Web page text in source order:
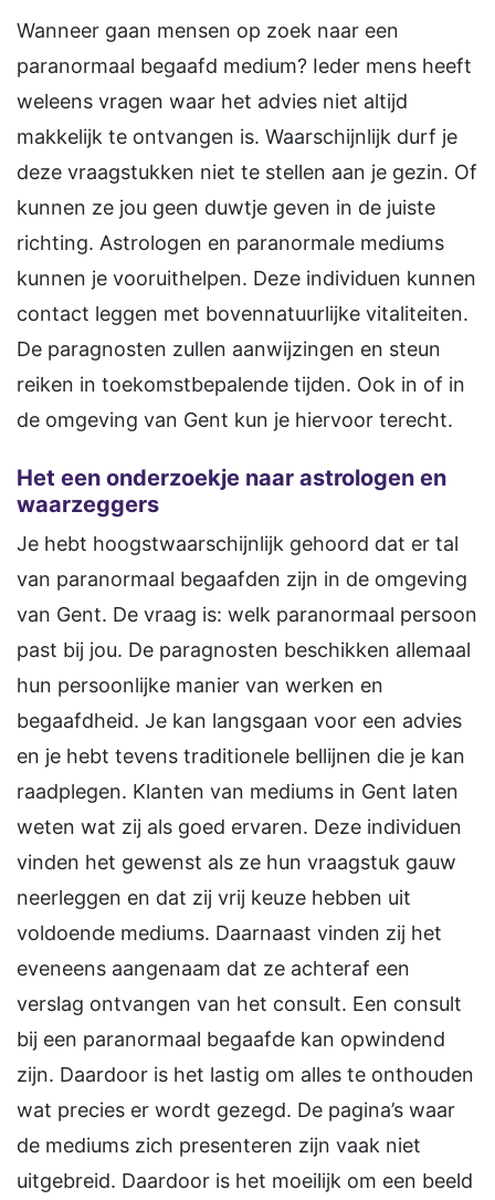
Wanneer gaan mensen op zoek naar een
paranormaal begaafd medium? Ieder mens heeft
weleens vragen waar het advies niet altijd
makkelijk te ontvangen is. Waarschijnlijk durf je
deze vraagstukken niet te stellen aan je gezin. Of
kunnen ze jou geen duwtje geven in de juiste
richting. Astrologen en paranormale mediums
kunnen je vooruithelpen. Deze individuen kunnen
contact leggen met bovennatuurlijke vitaliteiten.
De paragnosten zullen aanwijzingen en steun
reiken in toekomstbepalende tijden. Ook in of in
de omgeving van Gent kun je hiervoor terecht.
Het een onderzoekje naar astrologen en
waarzeggers
Je hebt hoogstwaarschijnlijk gehoord dat er tal
van paranormaal begaafden zijn in de omgeving
van Gent. De vraag is: welk paranormaal persoon
past bij jou. De paragnosten beschikken allemaal
hun persoonlijke manier van werken en
begaafdheid. Je kan langsgaan voor een advies
en je hebt tevens traditionele bellijnen die je kan
raadplegen. Klanten van mediums in Gent laten
weten wat zij als goed ervaren. Deze individuen
vinden het gewenst als ze hun vraagstuk gauw
neerleggen en dat zij vrij keuze hebben uit
voldoende mediums. Daarnaast vinden zij het
eveneens aangenaam dat ze achteraf een
verslag ontvangen van het consult. Een consult
bij een paranormaal begaafde kan opwindend
zijn. Daardoor is het lastig om alles te onthouden
wat precies er wordt gezegd. De pagina’s waar
de mediums zich presenteren zijn vaak niet
uitgebreid. Daardoor is het moeilijk om een beeld